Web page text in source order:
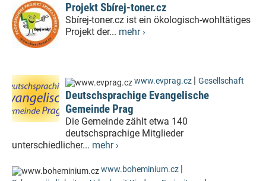
Projekt Sbírej-toner.cz
Sbírej-toner.cz ist ein ökologisch-wohltätiges
Projekt der... mehr ›
www.evprag.cz | Gesellschaft
Deutschsprachige Evangelische
Gemeinde Prag
Die Gemeinde zählt etwa 140
deutschsprachige Mitglieder
unterschiedlicher... mehr ›
www.boheminium.cz |